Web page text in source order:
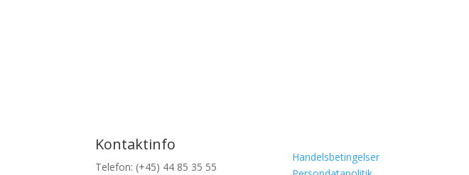
Kontaktinfo
Telefon: (+45) 44 85 35 55
Handelsbetingelser